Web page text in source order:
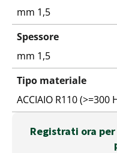
mm 1,5
Spessore
mm 1,5
Tipo materiale
ACCIAIO R110 (>=300
Registrati ora